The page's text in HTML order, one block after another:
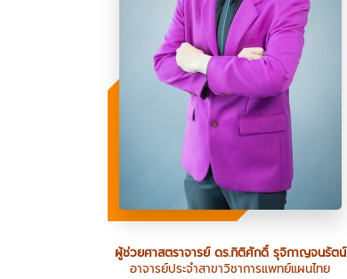
ผู้ช่วยศาสตราจารย์ ดร.กิติศักดิ์ รุจิกาญจนรัตน์
อาจารย์ประจำสาขาวิชาการแพทย์แผนไทย